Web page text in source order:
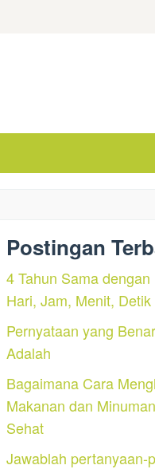
Postingan
4 Tahun Sama
Hari, Jam, Menit, Detik
Pernyataan yang
Adalah
Bagaimana Cara
Makanan dan
Sehat
Jawablah pertanyaan-